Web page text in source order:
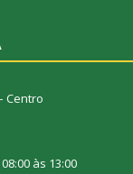
Centro
às 13:00